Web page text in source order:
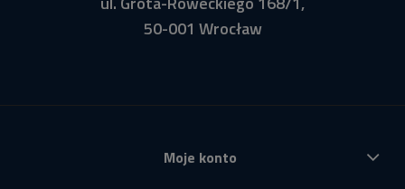
50-001 Wrocław
Moje konto